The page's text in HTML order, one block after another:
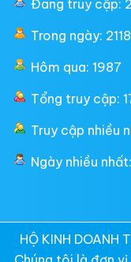
Đang truy cập:
Trong ngày: 2118
Hôm qua: 1987
Tổng truy cập:
Truy cập nhiều
Ngày nhiều
HỘ KINH DOANH